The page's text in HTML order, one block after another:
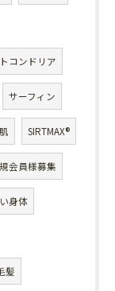
コンドリア
サーフィン
SIRTMAX®
会員様募集
身体
髪